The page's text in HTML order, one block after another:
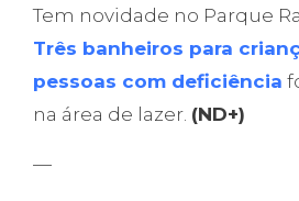
Tem novidade no Parque
Três banheiros para
pessoas com deficiência
na área de lazer. (ND+)
—